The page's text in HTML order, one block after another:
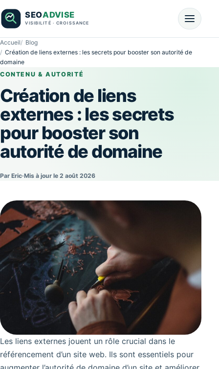
Accueil
Blog
Création de liens externes : les secrets pour booster son autorité de
domaine
CONTENU & AUTORITÉ
Création de liens
externes : les secrets
pour booster son
autorité de domaine
Par Eric·Mis à jour le 2 août 2026
Les liens externes jouent un rôle crucial dans le
référencement d’un site web. Ils sont essentiels pour